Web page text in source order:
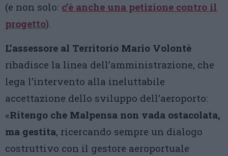
(e non solo: c’è anche una petizione contro il
progetto).
L’assessore al Territorio Mario Volontè
ribadisce la linea dell’amministrazione, che
lega l’intervento alla ineluttabile
accettazione dello sviluppo dell’aeroporto:
«Ritengo che Malpensa non vada ostacolata,
ma gestita, ricercando sempre un dialogo
costruttivo con il gestore aeroportuale